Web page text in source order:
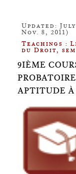
Updated:
Nov. 8, 2011)
Teachings :
du Droit,
9IÈME
APTITUDE À